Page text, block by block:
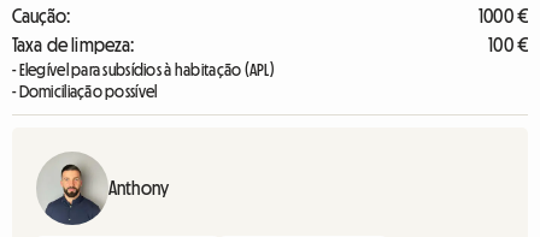
Caução:
1000 €
Taxa de limpeza:
100 €
- Elegível para subsídios à habitação (APL)
- Domiciliação possível
Anthony